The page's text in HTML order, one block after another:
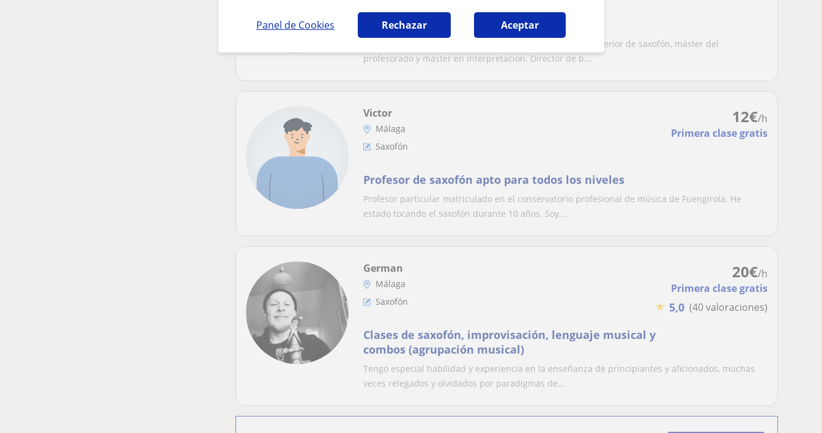
Panel de Cookies Rechazar Aceptar
Profesor de saxofón para todos los niveles
Saxofonista malagueño con experiencia, con titulacion superior de saxofón, máster del
profesorado y máster en interpretacion. Director de b...
12€/h
Primera clase gratis
Victor
Málaga
Saxofón
Profesor de saxofón apto para todos los niveles
Profesor particular matriculado en el conservatorio profesional de música de Fuengirola. He
estado tocando el saxofón durante 10 años. Soy...
20€/h
Primera clase gratis
★ 5,0 (40 valoraciones)
German
Málaga
Saxofón
Clases de saxofón, improvisación, lenguaje musical y
combos (agrupación musical)
Tengo especial habilidad y experiencia en la enseñanza de principiantes y aficionados, muchas
veces relegados y olvidados por paradigmas de...